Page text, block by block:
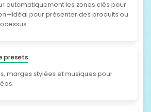
automatiquement les zones clés pour
pour présenter des produits ou
presets
marges stylées et musiques pour